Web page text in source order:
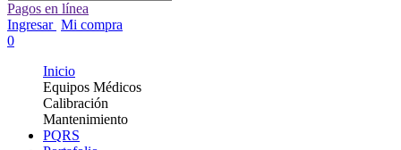
Pagos en línea
Ingresar Mi compra
0
Inicio
Equipos Médicos
Calibración
Mantenimiento
PQRS